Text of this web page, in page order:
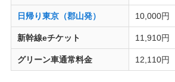
日帰り東京（郡山発） 10,000円
新幹線eチケット 11,910円
グリーン車通常料金 12,110円